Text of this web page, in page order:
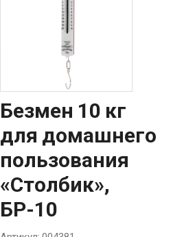
Безмен 10 кг
для домашнего
пользования
«Столбик»,
БР-10